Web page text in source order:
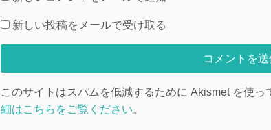
新しい投稿をメールで受け取る
このサイトはスパムを低減するために Akismet を使っ
細はこちらをご覧ください。